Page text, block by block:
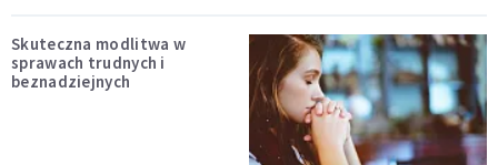
Skuteczna modlitwa w
sprawach trudnych i
beznadziejnych